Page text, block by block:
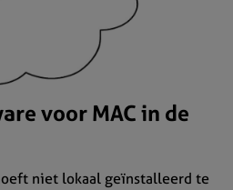
voor MAC in de
niet lokaal geïnstalleerd te